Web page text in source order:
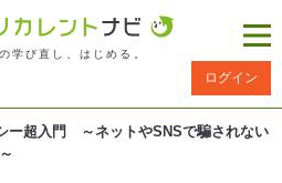
学び直し、はじめる。
ログイン
ー超入門 ～ネットやSNSで騙されない